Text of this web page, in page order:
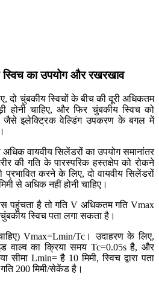
का उपयोग और रखरखाव
दो चुंबकीय स्विचों के बीच की दूरी अधिकतम
होनी चाहिए, और फिर चुंबकीय स्विच को
जैसे इलेक्ट्रिक वेल्डिंग उपकरण के बगल में
वायवीय सिलेंडरों का उपयोग समानांतर
की गति के पारस्परिक हस्तक्षेप को रोकने
करने के लिए, दो वायवीय सिलेंडरों
से अधिक नहीं होनी चाहिए।
पहुंचता है तो गति V अधिकतम गति Vmax
स्विच पता लगा सकता है।
Vmax=Lmin/Tc। उदाहरण के लिए,
वाल्व का क्रिया समय Tc=0.05s है, और
सीमा Lmin= है 10 मिमी, स्विच द्वारा पता
200 मिमी/सेकेंड है।